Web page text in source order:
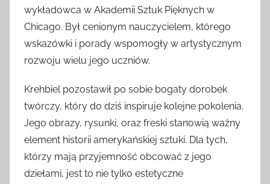
wykładowca w Akademii Sztuk Pięknych w
Chicago. Był cenionym nauczycielem, którego
wskazówki i porady wspomogły w artystycznym
rozwoju wielu jego uczniów.
Krehbiel pozostawił po sobie bogaty dorobek
twórczy, który do dziś inspiruje kolejne pokolenia.
Jego obrazy, rysunki, oraz freski stanowią ważny
element historii amerykańskiej sztuki. Dla tych,
którzy mają przyjemność obcować z jego
dziełami, jest to nie tylko estetyczne